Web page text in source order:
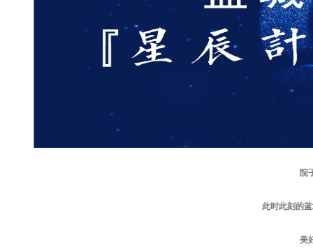
院
此时此刻的
美